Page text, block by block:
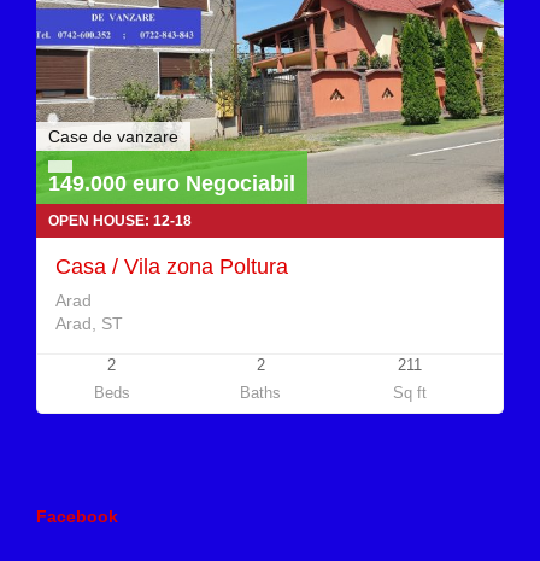
Case de vanzare
149.000 euro Negociabil
OPEN HOUSE: 12-18
Casa / Vila zona Poltura
Arad
Arad, ST
2
Beds
2
Baths
211
Sq ft
Facebook